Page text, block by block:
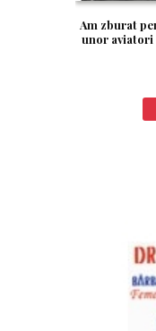
Am zburat
unor aviatori